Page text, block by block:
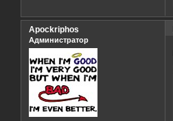
Apockriphos
Администратор